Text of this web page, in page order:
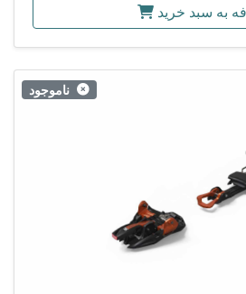
به سبد خرید
ناموجود